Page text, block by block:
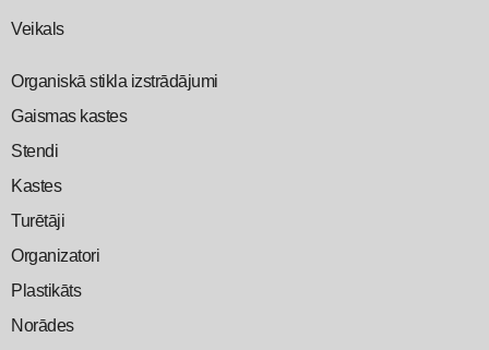
Veikals
Organiskā stikla izstrādājumi
Gaismas kastes
Stendi
Kastes
Turētāji
Organizatori
Plastikāts
Norādes